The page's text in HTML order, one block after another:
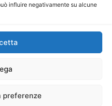
influire negativamente su alcune
preferenze
Maria Calabrese
Cooperativa a r.l. è
di Comunicazione al
srl–info@ladigitale.it